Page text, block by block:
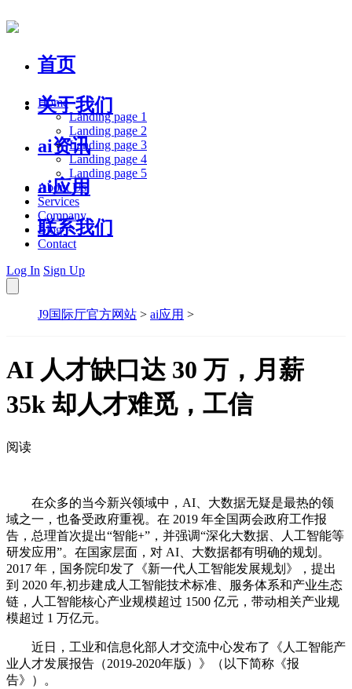
首页
关于我们
ai资讯
ai应用
联系我们
Home
Landing page 1
Landing page 2
Landing page 3
Landing page 4
Landing page 5
About Us
Services
Company
Blog
Contact
Log In Sign Up
J9国际厅官方网站 > ai应用 >
AI 人才缺口达 30 万，月薪
35k 却人才难觅，工信
阅读
在众多的当今新兴领域中，AI、大数据无疑是最热的领
域之一，也备受政府重视。在 2019 年全国两会政府工作报
告，总理首次提出“智能+”，并强调“深化大数据、人工智能等
研发应用”。在国家层面，对 AI、大数据都有明确的规划。
2017 年，国务院印发了《新一代人工智能发展规划》，提出
到 2020 年,初步建成人工智能技术标准、服务体系和产业生态
链，人工智能核心产业规模超过 1500 亿元，带动相关产业规
模超过 1 万亿元。
近日，工业和信息化部人才交流中心发布了《人工智能产
业人才发展报告（2019-2020年版）》（以下简称《报
告》）。